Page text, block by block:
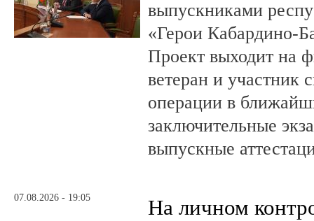
выпускниками
«Герои Кабардино-
Проект выходит на
ветеран и участник
операции в
заключительные
выпускные
07.08.2026 - 19:05
На личном